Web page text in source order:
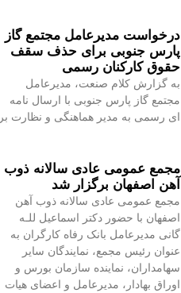
درخواست مدیرعامل مجتمع گاز
پارس جنوبی برای حذف سقف
حقوق کارکنان رسمی
به گزارش کلام صنعت، مدیرعامل
مجتمع گاز پارس جنوبی با ارسال نامه
ای رسمی به مدیر هماهنگی و نظارت بر
مجمع عمومی عادی سالانه ذوب
آهن اصفهان برگزار شد
مجمع عمومی عادی سالانه ذوب آهن
اصفهان با حضور دکتر اسماعیل للـه
گانی مدیرعامل بانک رفاه کارگران به
عنوان رئیس مجمع، نمایندگان سایر
سهامداران، نماینده سازمان بورس و
اوراق بهادار، مدیرعامل و اعضای هیات